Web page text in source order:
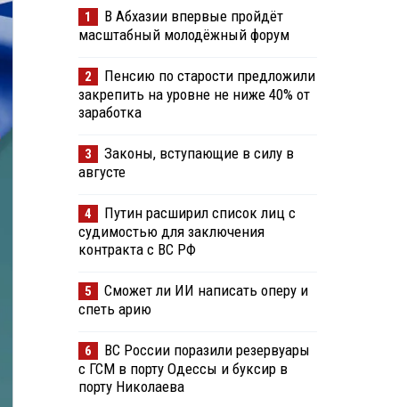
1
В Абхазии впервые пройдёт
масштабный молодёжный форум
2
Пенсию по старости предложили
закрепить на уровне не ниже 40% от
заработка
3
Законы, вступающие в силу в
августе
4
Путин расширил список лиц с
судимостью для заключения
контракта с ВС РФ
5
Сможет ли ИИ написать оперу и
спеть арию
6
ВС России поразили резервуары
с ГСМ в порту Одессы и буксир в
порту Николаева